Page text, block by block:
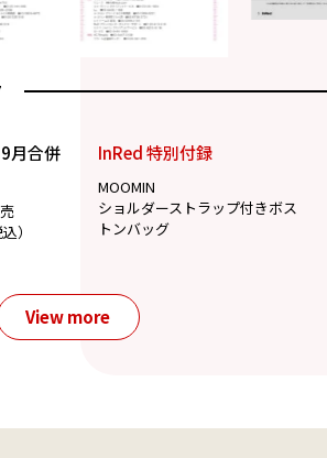
月合併
）
InRed 特別付録
MOOMIN
ショルダーストラップ付きボス
トンバッグ
View more